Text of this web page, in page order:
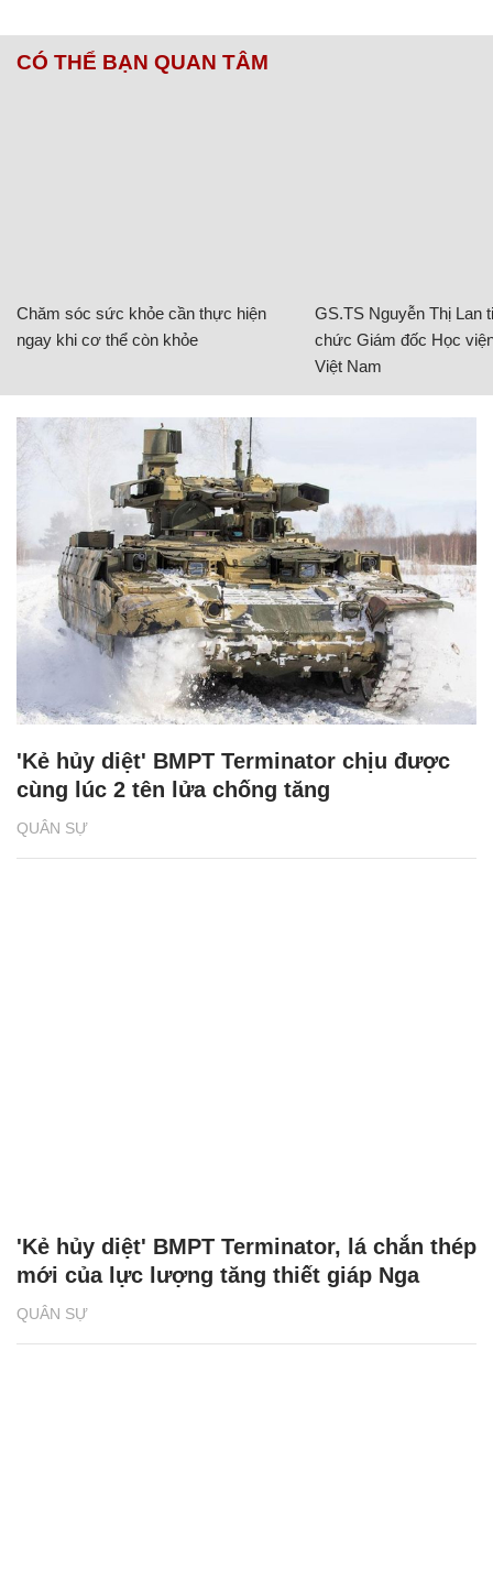
CÓ THỂ BẠN QUAN TÂM
Chăm sóc sức khỏe cần thực hiện
ngay khi cơ thể còn khỏe
GS.TS Nguyễn Thị Lan
chức Giám đốc Học
Việt Nam
QUÂN SỰ
'Kẻ hủy diệt' BMPT Terminator chịu được
cùng lúc 2 tên lửa chống tăng
QUÂN SỰ
'Kẻ hủy diệt' BMPT Terminator, lá chắn thép
mới của lực lượng tăng thiết giáp Nga